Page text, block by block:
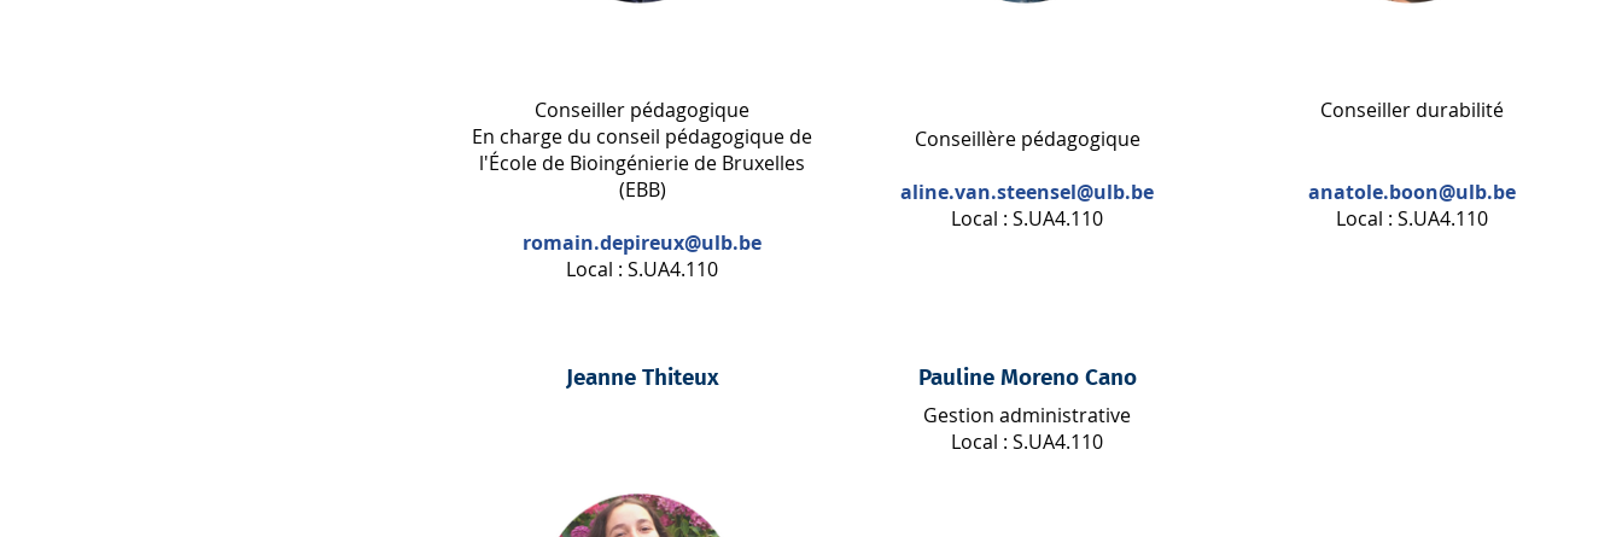
Conseiller pédagogique
En charge du conseil pédagogique de
l'École de Bioingénierie de Bruxelles
(EBB)
romain.depireux@ulb.be
Local : S.UA4.110
Conseillère pédagogique
aline.van.steensel@ulb.be
Local : S.UA4.110
Conseiller durabilité
anatole.boon@ulb.be
Local : S.UA4.110
Jeanne Thiteux Pauline Moreno Cano
Gestion administrative
Local : S.UA4.110